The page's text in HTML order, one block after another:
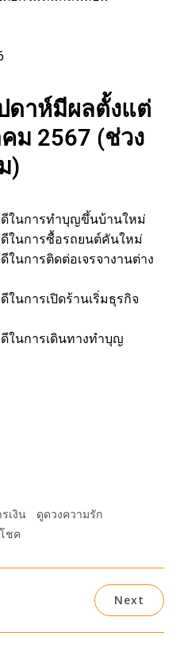
ดาห์มีผลตั้งแต่
ม 2567 (ช่วง
)
ดีในการทำบุญขึ้นบ้านใหม่
ดีในการซื้อรถยนต์คันใหม่
ในการติดต่อเจรจางานต่าง
ในการเปิดร้านเริ่มธุรกิจ
ในการเดินทางทำบุญ
เงิน
ดูดวงความรัก
ชค
Next